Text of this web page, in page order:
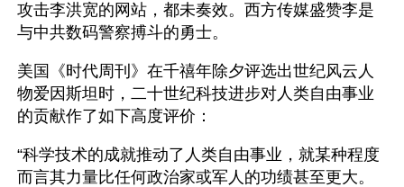
攻击李洪宽的网站，都未奏效。西方传媒盛赞李是
与中共数码警察搏斗的勇士。
美国《时代周刊》在千禧年除夕评选出世纪风云人
物爱因斯坦时，二十世纪科技进步对人类自由事业
的贡献作了如下高度评价：
“科学技术的成就推动了人类自由事业，就某种程度
而言其力量比任何政治家或军人的功绩甚至更大。